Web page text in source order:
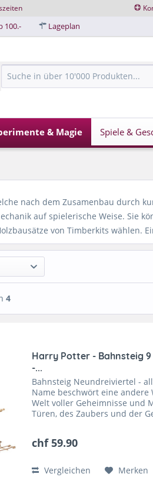
100.- Lageplan
& Magie Spiele &
nach dem Zusamenbau durch
auf spielerische Weise. Sie
von Timberkits wählen.
4
Harry Potter - Bahnsteig
-...
Bahnsteig Neundreiviertel -
Name beschwört eine andere
Welt voller Geheimnisse und
Türen, des Zaubers und der
chf 59.90
Vergleichen
Merken